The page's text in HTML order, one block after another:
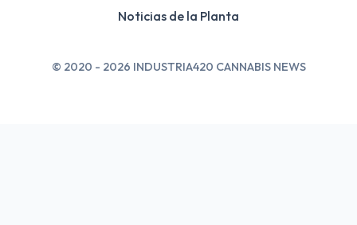
Noticias de la Planta
© 2020 - 2026 INDUSTRIA420 CANNABIS NEWS